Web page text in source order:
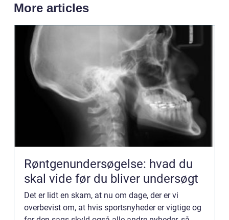
More articles
Røntgenundersøgelse: hvad du
skal vide før du bliver undersøgt
Det er lidt en skam, at nu om dage, der er vi
overbevist om, at hvis sportsnyheder er vigtige og